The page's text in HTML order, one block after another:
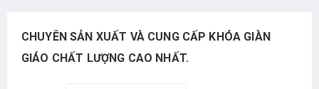
CHUYÊN SẢN XUẤT VÀ CUNG CẤP KHÓA GIÀN
GIÁO CHẤT LƯỢNG CAO NHẤT.